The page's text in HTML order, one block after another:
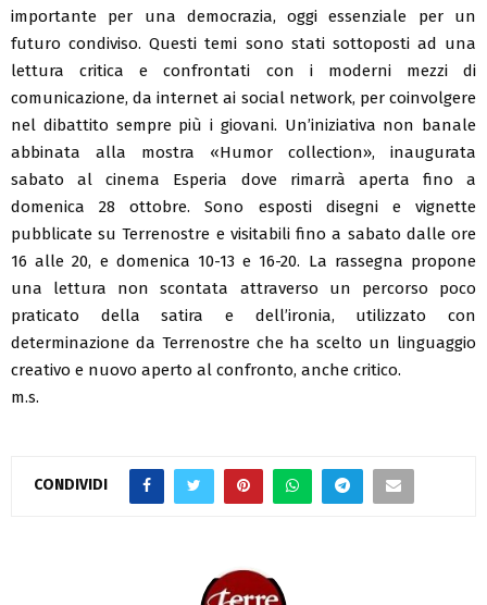
importante per una democrazia, oggi essenziale per un
futuro condiviso. Questi temi sono stati sottoposti ad una
lettura critica e confrontati con i moderni mezzi di
comunicazione, da internet ai social network, per coinvolgere
nel dibattito sempre più i giovani. Un’iniziativa non banale
abbinata alla mostra «Humor collection», inaugurata
sabato al cinema Esperia dove rimarrà aperta fino a
domenica 28 ottobre. Sono esposti disegni e vignette
pubblicate su Terrenostre e visitabili fino a sabato dalle ore
16 alle 20, e domenica 10-13 e 16-20. La rassegna propone
una lettura non scontata attraverso un percorso poco
praticato della satira e dell’ironia, utilizzato con
determinazione da Terrenostre che ha scelto un linguaggio
creativo e nuovo aperto al confronto, anche critico.
m.s.
CONDIVIDI